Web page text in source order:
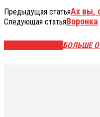
Предыдущая статьяАх вы,
Следующая статьяВоронка
БОЛЬШЕ